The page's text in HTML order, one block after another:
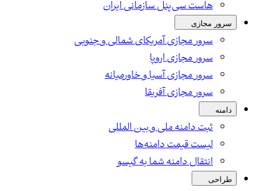
هاست سی‌پنل سازمانی ایران
سرور مجازی
سرور مجازی آمریکای شمالی و جنوبی
سرور مجازی اروپا
سرور مجازی آسیا و خاورمیانه
سرور مجازی آفریقا
دامنه
ثبت دامنه ملی و بین المللی
لیست قیمت دامنه‌ها
انتقال دامنه شما به گیسو
طراحی